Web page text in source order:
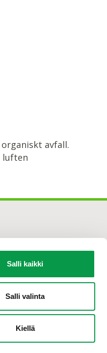
Salli kaikki
Salli valinta
Kiellä
avfall.
luften
Tilaa